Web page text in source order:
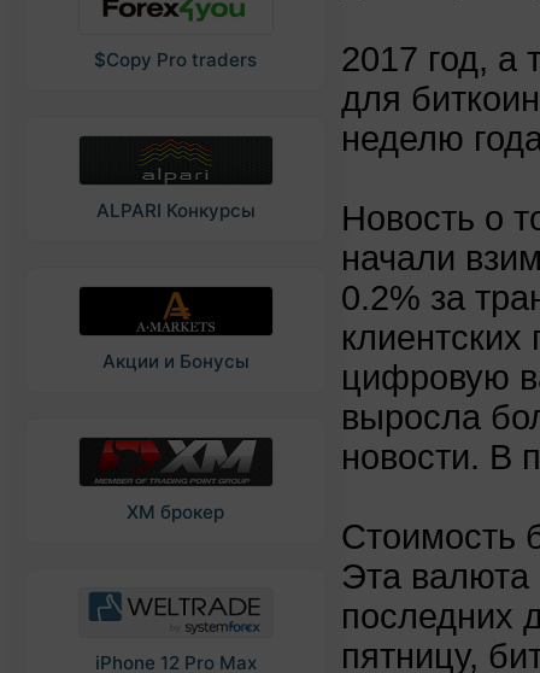
$Copy Pro traders
ALPARI Конкурсы
Акции и Бонусы
XM брокер
iPhone 12 Pro Max
2017 год, а
для
неделю
Новость о
начали
0.2% за
цифровую
выросла
новости. В
Стоимость
Эта валюта
последних
пятницу,